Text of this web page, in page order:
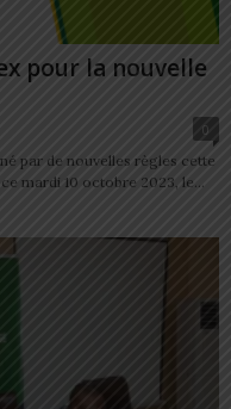
pour la nouvelle
0
par de nouvelles règles cette
mardi 10 octobre 2023, le...